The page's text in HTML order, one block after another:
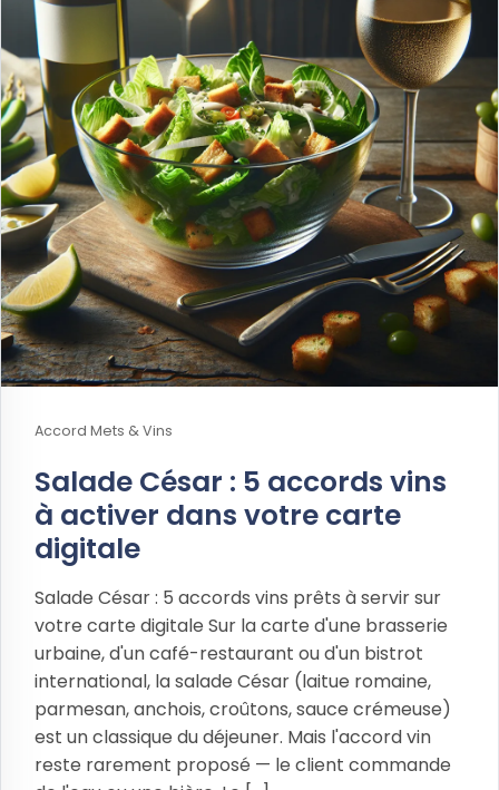
Accord Mets & Vins
Salade César : 5 accords vins
à activer dans votre carte
digitale
Salade César : 5 accords vins prêts à servir sur
votre carte digitale Sur la carte d'une brasserie
urbaine, d'un café-restaurant ou d'un bistrot
international, la salade César (laitue romaine,
parmesan, anchois, croûtons, sauce crémeuse)
est un classique du déjeuner. Mais l'accord vin
reste rarement proposé — le client commande